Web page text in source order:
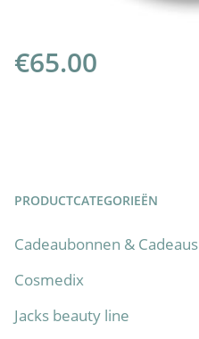
€65.00
PRODUCTCATEGORIEËN
Cadeaubonnen & Cadeaus
Cosmedix
Jacks beauty line